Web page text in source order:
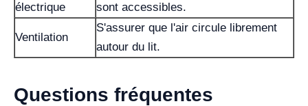
électrique
sont accessibles.
Ventilation
S'assurer que l'air circule librement
autour du lit.
Questions fréquentes